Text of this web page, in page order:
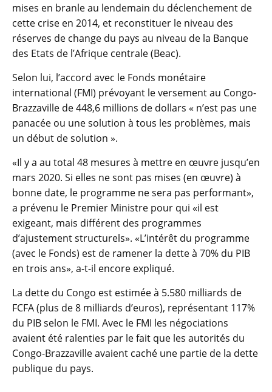
mises en branle au lendemain du déclenchement de
cette crise en 2014, et reconstituer le niveau des
réserves de change du pays au niveau de la Banque
des Etats de l’Afrique centrale (Beac).
Selon lui, l’accord avec le Fonds monétaire
international (FMI) prévoyant le versement au Congo-
Brazzaville de 448,6 millions de dollars « n’est pas une
panacée ou une solution à tous les problèmes, mais
un début de solution ».
«Il y a au total 48 mesures à mettre en œuvre jusqu’en
mars 2020. Si elles ne sont pas mises (en œuvre) à
bonne date, le programme ne sera pas performant»,
a prévenu le Premier Ministre pour qui «il est
exigeant, mais différent des programmes
d’ajustement structurels». «L’intérêt du programme
(avec le Fonds) est de ramener la dette à 70% du PIB
en trois ans», a-t-il encore expliqué.
La dette du Congo est estimée à 5.580 milliards de
FCFA (plus de 8 milliards d’euros), représentant 117%
du PIB selon le FMI. Avec le FMI les négociations
avaient été ralenties par le fait que les autorités du
Congo-Brazzaville avaient caché une partie de la dette
publique du pays.